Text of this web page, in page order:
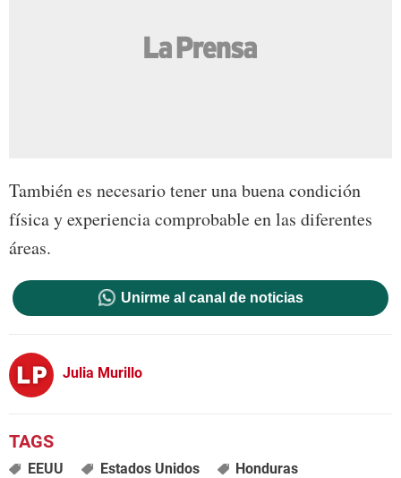
También es necesario tener una buena condición
física y experiencia comprobable en las diferentes
áreas.
Unirme al canal de noticias
Julia Murillo
EEUU Estados Unidos Honduras